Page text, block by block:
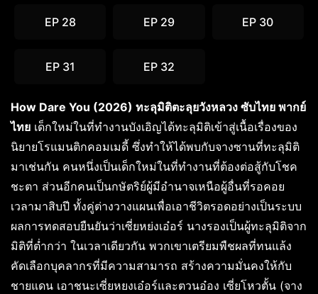
EP 28 EP 29 EP 30
EP 31 EP 32
How Dare You (2026) ทะลุมิติตะลุยวังหลวง ซับไทย พากย์
ไทย เด็กใหม่ในที่ทำงานบังเอิญได้ทะลุมิติเข้าสู่เนื้อเรื่องของ
นิยายโรแมนติกคอมเมดี้ ซึ่งทำให้ได้พบกับจางซานที่ทะลุมิติ
มาเช่นกัน คนหนึ่งเป็นเด็กใหม่ในที่ทำงานที่ต้องต่อสู้กับโชค
ชะตา ส่วนอีกคนเป็นกษัตริย์ผู้มีอำนาจเหนือผู้อื่นที่รอคอย
เวลามาสิบปี ทั้งคู่ต่างวางแผนเพื่อเอาชีวิตรอดอย่างเป็นระบบ
ผลการทดสอบยืนยันว่าเซี่ยหย่งเอ๋อร์ นางรองเป็นผู้ทะลุมิติจาก
มิติที่ต่ำกว่า ในเวลาเดียวกัน พวกเขาเตรียมพืชผลที่ทนแล้ง
คัดเลือกบุคลากรที่มีความสามารถ สร้างความมั่นคงให้กับ
ชายแดน เอาชนะเซี่ยหยงเอ๋อร์และตวนอ๋อง เซี่ยโหวตั้น (จาง